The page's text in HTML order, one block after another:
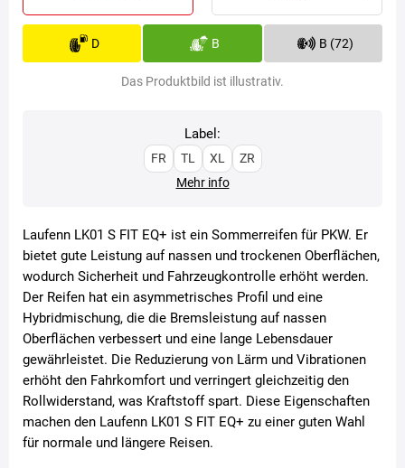
D B B (72)
Das Produktbild ist illustrativ.
Label:
FR TL XL
ZR
Mehr info
Laufenn LK01 S FIT EQ+ ist ein Sommerreifen für PKW. Er
bietet gute Leistung auf nassen und trockenen Oberflächen,
wodurch Sicherheit und Fahrzeugkontrolle erhöht werden.
Der Reifen hat ein asymmetrisches Profil und eine
Hybridmischung, die die Bremsleistung auf nassen
Oberflächen verbessert und eine lange Lebensdauer
gewährleistet. Die Reduzierung von Lärm und Vibrationen
erhöht den Fahrkomfort und verringert gleichzeitig den
Rollwiderstand, was Kraftstoff spart. Diese Eigenschaften
machen den Laufenn LK01 S FIT EQ+ zu einer guten Wahl
für normale und längere Reisen.